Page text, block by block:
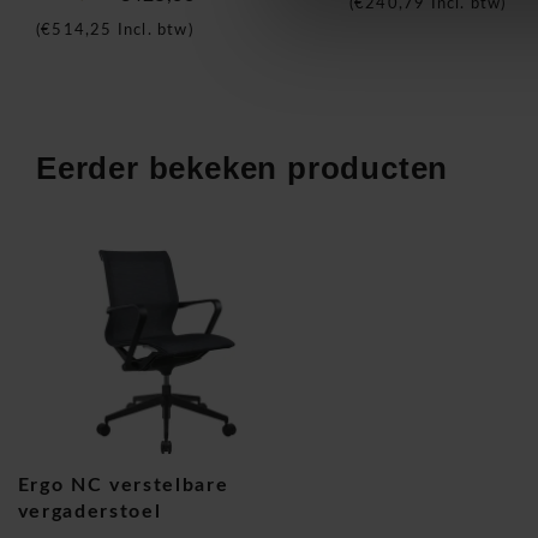
De Ergo NC vergaderstoel is meer dan een gewone stoel.
zitconcept
blijft uw lichaam actief en voorkomt u
kwaliteit, comfort en duurzaamheid
Ergo NC verstelbare vergaderstoel
(€514,25 Incl. btw)
€240,79 Incl. btw)
Eerder bekeken producten
Ergo NC verstelbare
vergaderstoel